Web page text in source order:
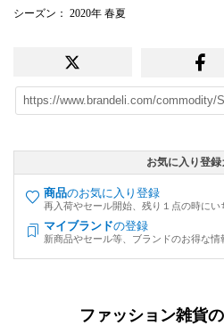
シーズン ： 2020年 春夏
お気に入り登録
商品のお気に入り登録
再入荷やセール開始、残り１点の時にい
マイブランドの登録
新商品やセール等、ブランドのお得な情
ファッション雑貨